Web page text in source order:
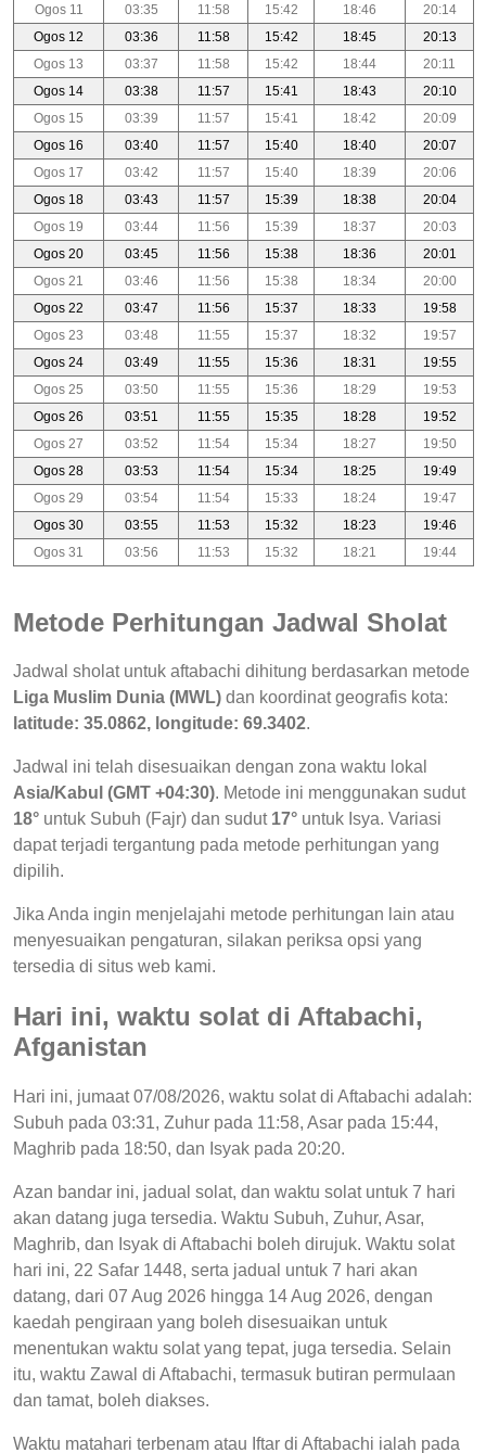
Ogos 11
03:35 11:58 15:42 18:46
20:14
Ogos 12
03:36 11:58 15:42 18:45
20:13
Ogos 13
03:37 11:58 15:42 18:44
20:11
Ogos 14
03:38 11:57 15:41 18:43
20:10
Ogos 15
03:39 11:57 15:41 18:42
20:09
Ogos 16
03:40 11:57 15:40 18:40
20:07
Ogos 17
03:42 11:57 15:40 18:39
20:06
Ogos 18
03:43 11:57 15:39 18:38
20:04
Ogos 19
03:44 11:56 15:39 18:37
20:03
Ogos 20
03:45 11:56 15:38 18:36
20:01
Ogos 21
03:46 11:56 15:38 18:34
20:00
Ogos 22
03:47 11:56 15:37 18:33
19:58
Ogos 23
03:48 11:55 15:37 18:32
19:57
Ogos 24
03:49 11:55 15:36 18:31
19:55
Ogos 25
03:50 11:55 15:36 18:29
19:53
Ogos 26
03:51 11:55 15:35 18:28
19:52
Ogos 27
03:52 11:54 15:34 18:27
19:50
Ogos 28
03:53 11:54 15:34 18:25
19:49
Ogos 29
03:54 11:54 15:33 18:24
19:47
Ogos 30
03:55 11:53 15:32 18:23
19:46
Ogos 31
03:56 11:53 15:32 18:21 19:44
Metode Perhitungan Jadwal Sholat
Jadwal sholat untuk aftabachi dihitung berdasarkan metode
Liga Muslim Dunia (MWL) dan koordinat geografis kota:
latitude: 35.0862, longitude: 69.3402.
Jadwal ini telah disesuaikan dengan zona waktu lokal
Asia/Kabul (GMT +04:30). Metode ini menggunakan sudut
18° untuk Subuh (Fajr) dan sudut 17° untuk Isya. Variasi
dapat terjadi tergantung pada metode perhitungan yang
dipilih.
Jika Anda ingin menjelajahi metode perhitungan lain atau
menyesuaikan pengaturan, silakan periksa opsi yang
tersedia di situs web kami.
Hari ini, waktu solat di Aftabachi,
Afganistan
Hari ini, jumaat 07/08/2026, waktu solat di Aftabachi adalah:
Subuh pada 03:31, Zuhur pada 11:58, Asar pada 15:44,
Maghrib pada 18:50, dan Isyak pada 20:20.
Azan bandar ini, jadual solat, dan waktu solat untuk 7 hari
akan datang juga tersedia. Waktu Subuh, Zuhur, Asar,
Maghrib, dan Isyak di Aftabachi boleh dirujuk. Waktu solat
hari ini, 22 Safar 1448, serta jadual untuk 7 hari akan
datang, dari 07 Aug 2026 hingga 14 Aug 2026, dengan
kaedah pengiraan yang boleh disesuaikan untuk
menentukan waktu solat yang tepat, juga tersedia. Selain
itu, waktu Zawal di Aftabachi, termasuk butiran permulaan
dan tamat, boleh diakses.
Waktu matahari terbenam atau Iftar di Aftabachi ialah pada